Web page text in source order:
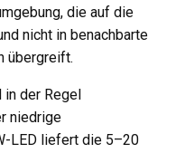
die auf die
nicht in benachbarte
übergreift.
der Regel
niedrige
LED liefert die 5–20